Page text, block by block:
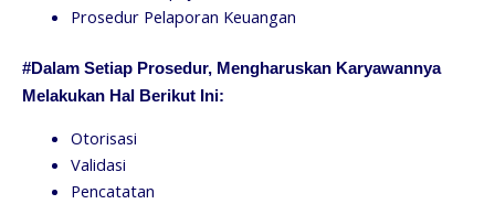
Prosedur Pelaporan Keuangan
#Dalam Setiap Prosedur, Mengharuskan Karyawannya
Melakukan Hal Berikut Ini:
Otorisasi
Validasi
Pencatatan